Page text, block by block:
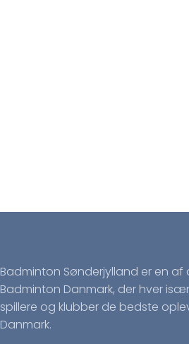
Badminton Sønderjylland er en
Badminton Danmark, der hver
spillere og klubber de bedste
Danmark.